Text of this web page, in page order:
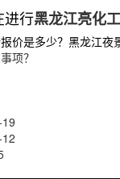
进行黑龙江亮化
价是多少？黑龙江
项？